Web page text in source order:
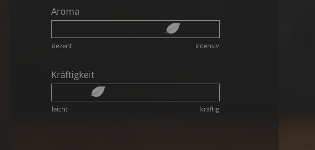
Aroma
dezent intensiv
Kräftigkeit
leicht kräftig